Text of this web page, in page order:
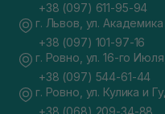
+38 (097) 611-95-94
г. Львов, ул.
+38 (097) 101-97-16
г. Ровно, ул. 16-го
+38 (097) 544-61-44
г. Ровно, ул. Кулика и
+38 (068) 209-34-88